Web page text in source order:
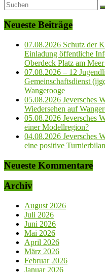
Neueste Beiträge
07.08.2026 Schutz der
Einladung öffentliche
Oberdeck Platz am
07.08.2026 – 12
Gemeinschaftsdienst
Wangerooge
05.08.2026 Jeversches
Wiedersehen auf
05.08.2026 Jeversches
einer Modellregion?
04.08.2026 Jeversches
eine positive
Neueste Kommentare
Archiv
August 2026
Juli 2026
Juni 2026
Mai 2026
April 2026
März 2026
Februar 2026
Januar 2026